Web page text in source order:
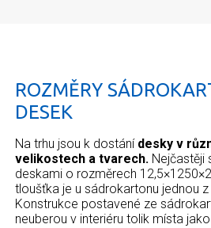
ROZMĚRY
DESEK
Na trhu jsou k dostání desky v
velikostech a tvarech. Nejčastěji
deskami o rozměrech
tloušťka je u sádrokartonu jednou
Konstrukce postavené ze
neuberou v interiéru tolik místa